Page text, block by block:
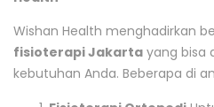
Wishan Health menghadirkan
fisioterapi Jakarta yang bisa
kebutuhan Anda. Beberapa di